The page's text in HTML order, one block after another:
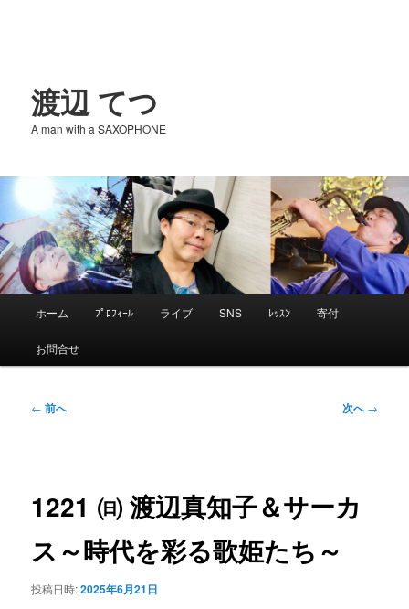
渡辺 てつ
A man with a SAXOPHONE
メ
イ
ン
ン
テ
ホーム ﾌﾟﾛﾌｨｰﾙ ライブ SNS ﾚｯｽﾝ 寄付
お問合せ
投
ゲ
シ
ン
← 前へ 次へ→
1221 ㈰ 渡辺真知子＆サーカ
ス～時代を彩る歌姫たち～
投稿日時:2025年6月21日